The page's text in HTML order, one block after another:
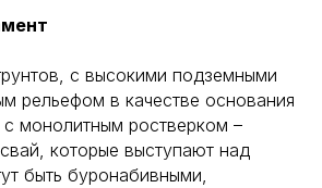
с высокими подземными
рельефом в качестве основания
монолитным ростверком –
которые выступают над
быть буронабивными,
ВРЕМЯ РАБОТЫ
Пресса о нас
Вакансии
Блог
Контакты